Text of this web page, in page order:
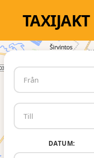
TAXIJAKT
DATUM: